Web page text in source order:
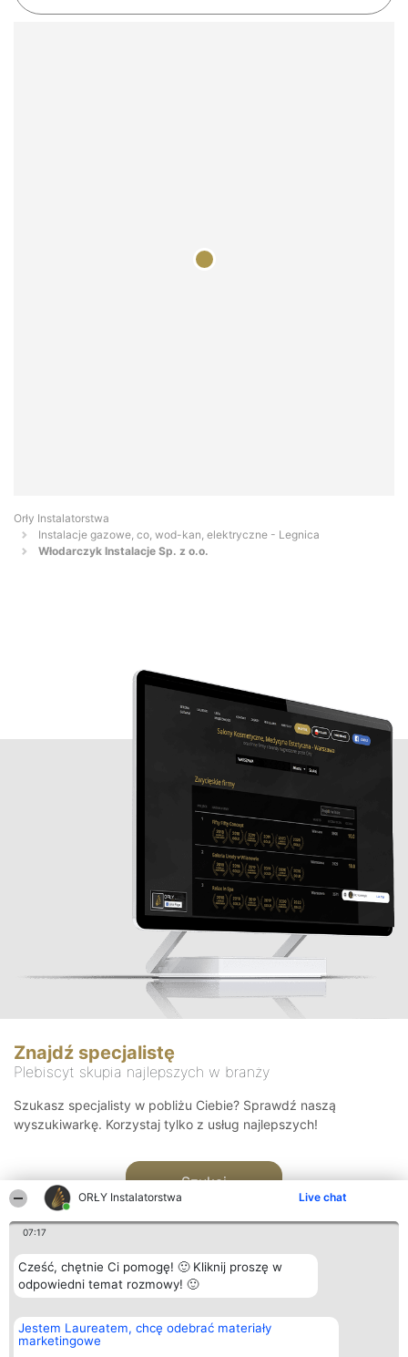
ORŁY Instalatorstwa Live chat
07:17
Cześć, chętnie Ci pomogę! 🙂 Kliknij proszę w
odpowiedni temat rozmowy! 🙂
Jestem Laureatem, chcę odebrać materiały
marketingowe
Orły Instalatorstwa
Instalacje gazowe, co, wod-kan, elektryczne - Legnica
Włodarczyk Instalacje Sp. z o.o.
Znajdź specjalistę
Plebiscyt skupia najlepszych w branży
Szukasz specjalisty w pobliżu Ciebie? Sprawdź naszą
wyszukiwarkę. Korzystaj tylko z usług najlepszych!
Szukaj
Organizator plebiscytu
Bright Side Solutions sp. z o.
o. sp. k.
Plebiscyt
Laureaci
Kontakt
Kontakt